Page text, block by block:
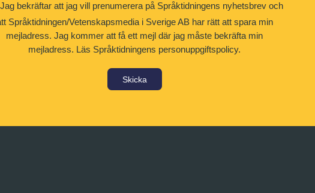
Jag bekräftar att jag vill prenumerera på Språktidningens nyhetsbrev och
Språktidningen/Vetenskapsmedia i Sverige AB har rätt att spara min
mejladress. Jag kommer att få ett mejl där jag måste bekräfta min
mejladress. Läs Språktidningens personuppgiftspolicy.
Skicka